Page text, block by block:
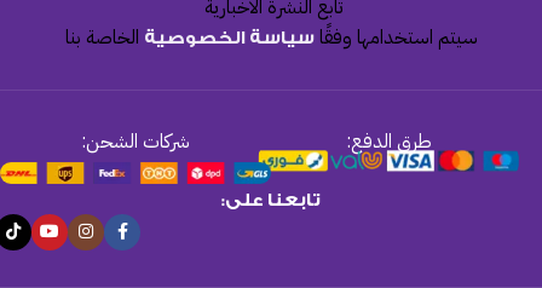
تابع النشرة الاخبارية
سيتم استخدامها وفقًاسياسة الخصوصية الخاصة بنا
طرق الدفع: شركات الشحن:
تابعنا على: